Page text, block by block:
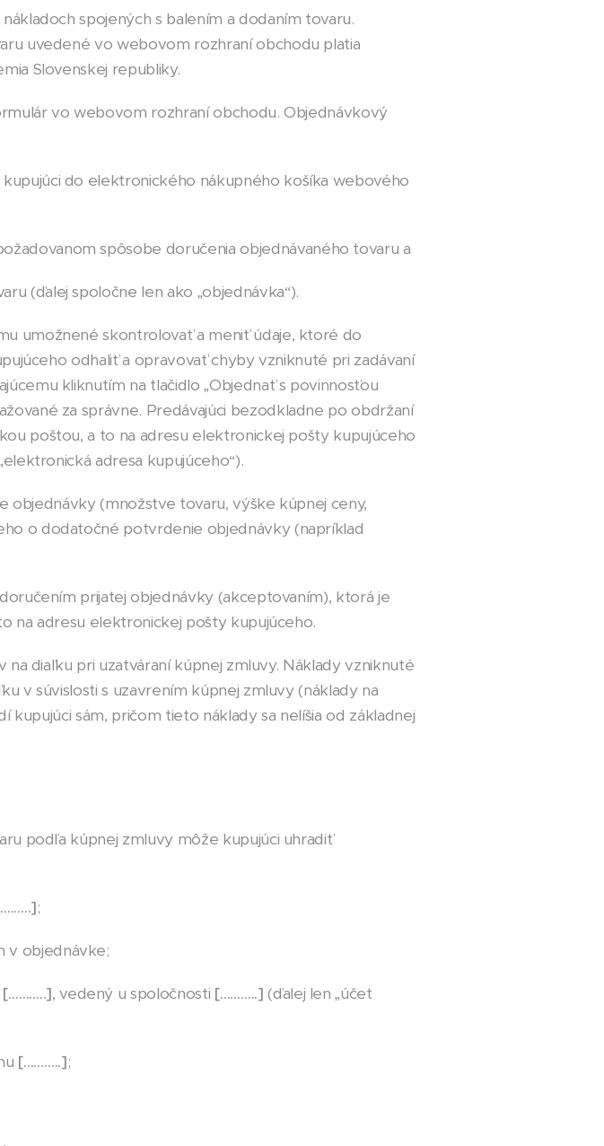
spojených s balením a dodaním tovaru.
uvedené vo webovom rozhraní obchodu platia
Slovenskej republiky.
vo webovom rozhraní obchodu. Objednávkový
do elektronického nákupného košíka webového
spôsobe doručenia objednávaného tovaru a
(ďalej spoločne len ako „objednávka“).
umožnené skontrolovať a meniť údaje, ktoré do
odhaliť a opravovať chyby vzniknuté pri zadávaní
kliknutím na tlačidlo „Objednať s povinnosťou
za správne. Predávajúci bezodkladne po obdržaní
poštou, a to na adresu elektronickej pošty kupujúceho
adresa kupujúceho“).
objednávky (množstve tovaru, výške kúpnej ceny,
o dodatočné potvrdenie objednávky (napríklad
prijatej objednávky (akceptovaním), ktorá je
na adresu elektronickej pošty kupujúceho.
diaľku pri uzatváraní kúpnej zmluvy. Náklady vzniknuté
v súvislosti s uzavrením kúpnej zmluvy (náklady na
sám, pričom tieto náklady sa nelíšia od základnej
podľa kúpnej zmluvy môže kupujúci uhradiť
;
v objednávke;
[………..], vedený u spoločnosti [………..] (ďalej len „účet
[………..];